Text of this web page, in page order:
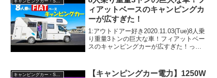
キャンピングカー・SUV人気車種
ィアットベースのキャンピングカ
ーが広すぎた！
1:アウトドアー好き2020.11.03(Tue)8人乗
り重量3トンの巨大な車！フィアットベー
スのキャンピングカーが広すぎた！って
動画は注目です！3:...
【キャンピングカー電力】1250W